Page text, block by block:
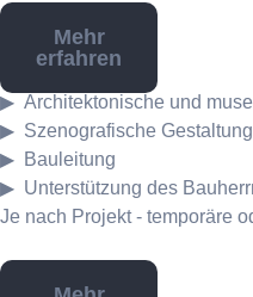
Mehr
erfahren
Architektonische und
Szenografische Gestaltung
Bauleitung
Unterstützung des
Je nach Projekt - temporäre